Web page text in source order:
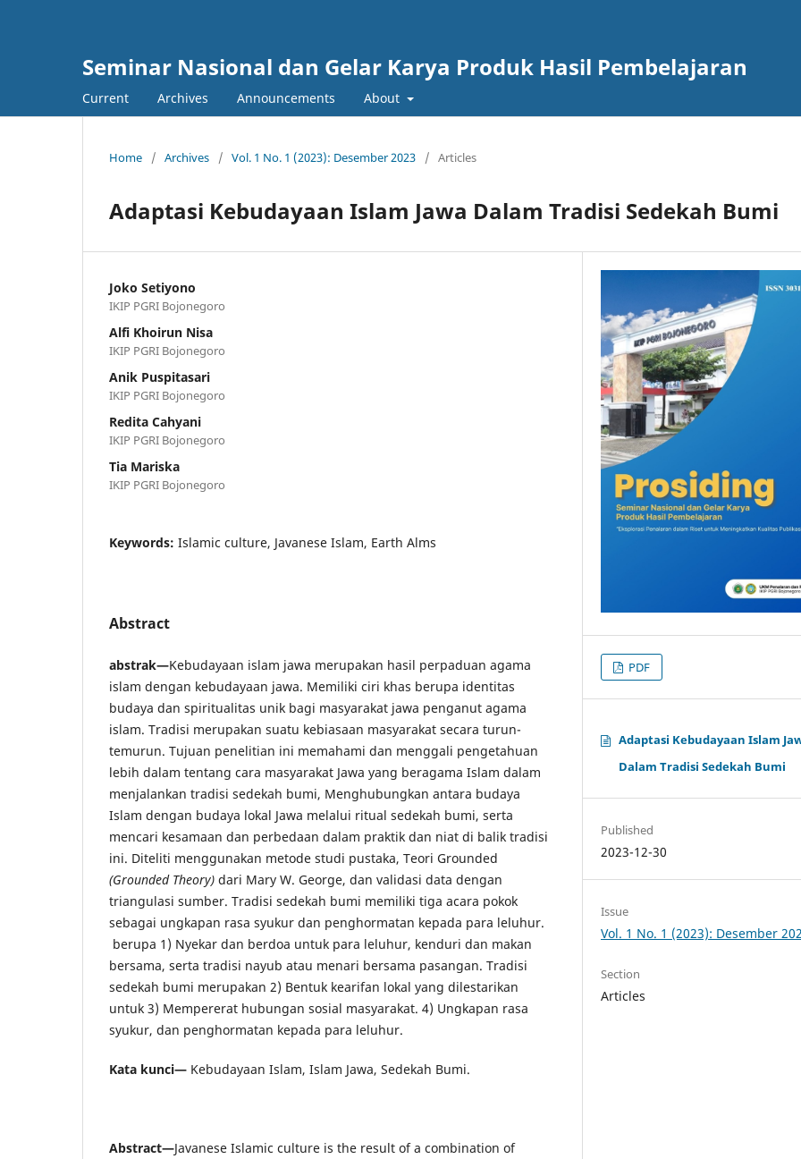
Seminar Nasional dan Gelar Karya Produk Hasil Pembelajaran
Current Archives Announcements About
Home / Archives / Vol. 1 No. 1 (2023): Desember 2023 / Articles
Adaptasi Kebudayaan Islam Jawa Dalam Tradisi Sedekah Bumi
Joko Setiyono
IKIP PGRI Bojonegoro
Alfi Khoirun Nisa
IKIP PGRI Bojonegoro
Anik Puspitasari
IKIP PGRI Bojonegoro
Redita Cahyani
IKIP PGRI Bojonegoro
Tia Mariska
IKIP PGRI Bojonegoro
Keywords: Islamic culture, Javanese Islam, Earth Alms
Abstract
abstrak—Kebudayaan islam jawa merupakan hasil perpaduan agama
islam dengan kebudayaan jawa. Memiliki ciri khas berupa identitas
budaya dan spiritualitas unik bagi masyarakat jawa penganut agama
islam. Tradisi merupakan suatu kebiasaan masyarakat secara turun-
temurun. Tujuan penelitian ini memahami dan menggali pengetahuan
lebih dalam tentang cara masyarakat Jawa yang beragama Islam dalam
menjalankan tradisi sedekah bumi, Menghubungkan antara budaya
Islam dengan budaya lokal Jawa melalui ritual sedekah bumi, serta
mencari kesamaan dan perbedaan dalam praktik dan niat di balik tradisi
ini. Diteliti menggunakan metode studi pustaka, Teori Grounded
(Grounded Theory) dari Mary W. George, dan validasi data dengan
triangulasi sumber. Tradisi sedekah bumi memiliki tiga acara pokok
sebagai ungkapan rasa syukur dan penghormatan kepada para leluhur.
berupa 1) Nyekar dan berdoa untuk para leluhur, kenduri dan makan
bersama, serta tradisi nayub atau menari bersama pasangan. Tradisi
sedekah bumi merupakan 2) Bentuk kearifan lokal yang dilestarikan
untuk 3) Mempererat hubungan sosial masyarakat. 4) Ungkapan rasa
syukur, dan penghormatan kepada para leluhur.
Kata kunci— Kebudayaan Islam, Islam Jawa, Sedekah Bumi.
Abstract—Javanese Islamic culture is the result of a combination of
PDF
Adaptasi Kebudayaan Islam
Dalam Tradisi Sedekah Bumi
Published
2023-12-30
Issue
Vol. 1 No. 1 (2023): Desember
Section
Articles